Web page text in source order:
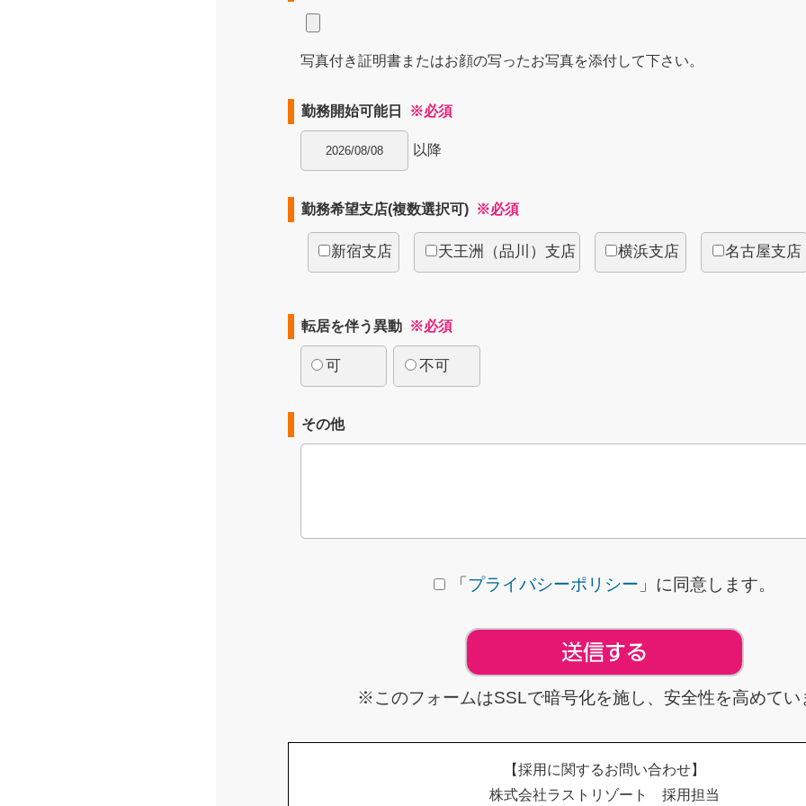
写真付き証明書またはお顔の写ったお写真を添付して下さい。
勤務開始可能日 ※必須
以降
勤務希望支店(複数選択可) ※必須
新宿支店 天王洲（品川）支店 横浜支店 名古屋支店
転居を伴う異動 ※必須
可 不可
その他
「プライバシーポリシー 」に同意します。
※このフォームはSSLで暗号化を施し、安全性を高めてい
【採用に関するお問い合わせ】
株式会社ラストリゾート 採用担当